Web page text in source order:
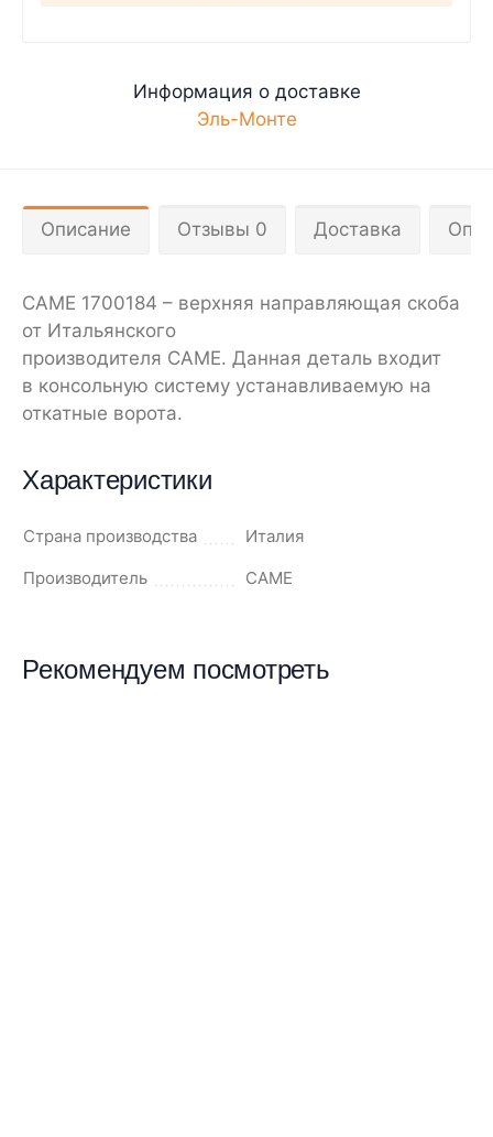
Информация о доставке
Эль-Монте
Описание Отзывы 0 Доставка
CAME 1700184 – верхняя направляющая скоба
от Итальянского
производителя CAME. Данная деталь входит
в консольную систему устанавливаемую на
откатные ворота.
Характеристики
Страна производства
Италия
Производитель
CAME
Рекомендуем посмотреть